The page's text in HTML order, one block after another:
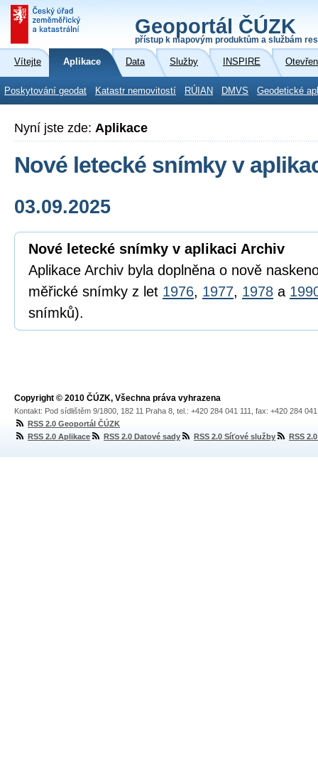
Geoportál ČÚZK
přístup k mapovým produktům a službám
Vítejte Aplikace Data Služby INSPIRE
Poskytování geodat Katastr nemovitostí RÚIAN DMVS Geodetické
Nyní jste zde: Aplikace
Nové letecké snímky v
03.09.2025
Nové letecké snímky v aplikaci Archiv
Aplikace Archiv byla doplněna o nově
měřické snímky z let 1976, 1977, 1978 a
snímků).
Copyright © 2010 ČÚZK, Všechna práva vyhrazena
Kontakt: Pod sídlištěm 9/1800, 182 11 Praha 8, tel.: +420 284 041 111, fax: +420 284
RSS 2.0 Geoportál ČÚZK
RSS 2.0 Aplikace
RSS 2.0 Datové sady RSS 2.0 Síťové služby RSS